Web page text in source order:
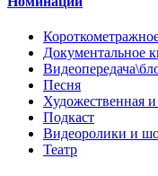
Документальное
Песня
Художественная и
Подкаст
Видеоролики и
Театр